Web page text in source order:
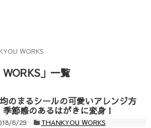
WORKS
」 一覧
のまるシールの可愛いアレンジ方
季節感のあるはがきに変身！
6/29
THANKYOU WORKS